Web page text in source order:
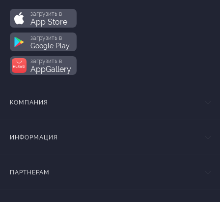
загрузить в
App Store
загрузить в
Google Play
загрузить в
AppGallery
КОМПАНИЯ
ИНФОРМАЦИЯ
ПАРТНЕРАМ